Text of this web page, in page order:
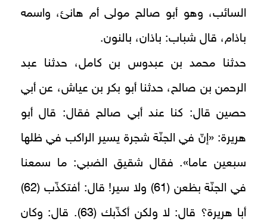
السائب، وهو أبو صالح مولى أم هانئ، واسمه
باذام، قال شباب: باذان، بالنون.
حدثنا محمد بن عبدوس بن كامل، حدثنا عبد
الرحمن بن صالح، حدثنا أبو بكر بن عياش، عن أبي
حصين قال: كنا عند أبي صالح فقال: قال أبو
هريرة: «إنّ في الجنّة شجرة يسير الراكب في ظلها
سبعين عاما». فقال شقيق الضبي: ما سمعنا
في الجنّة بظعن (61) ولا سير! قال: أفتكذّب (62)
أبا هريرة؟ قال: لا ولكن أكذّبك (63). قال: وكان